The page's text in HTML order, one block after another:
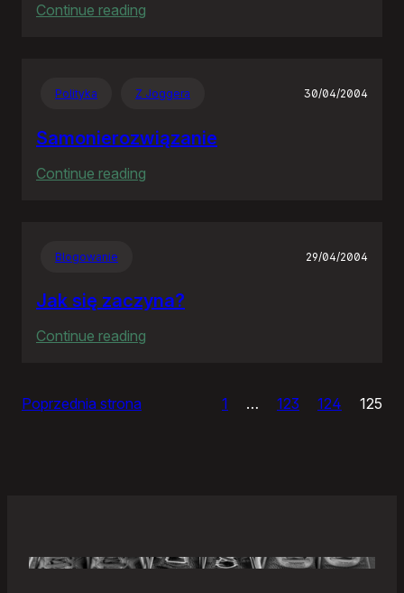
Continue reading
Polityka Z Joggera 30/04/2004
Samonierozwiązanie
Continue reading
Blogowanie 29/04/2004
Jak się zaczyna?
Continue reading
Poprzednia strona 1 … 123 124 125